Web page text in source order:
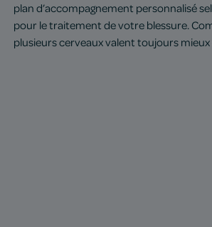
plan d’accompagnement personnalisé
pour le traitement de votre blessure.
plusieurs cerveaux valent toujours mieux